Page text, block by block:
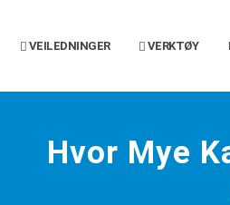
VEILEDNINGER VERKTØY
Hvor Mye